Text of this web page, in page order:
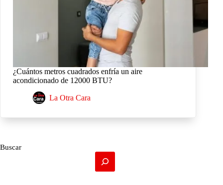
¿Cuántos metros cuadrados enfría un aire
acondicionado de 12000 BTU?
La Otra Cara
Buscar